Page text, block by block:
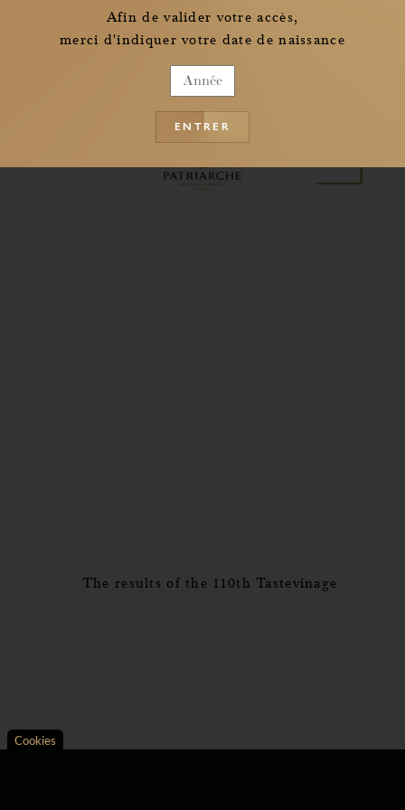
Cookies
The results of the 110th Tastevinage
Afin de valider votre accès,
merci d'indiquer votre date de naissance
ENTRER